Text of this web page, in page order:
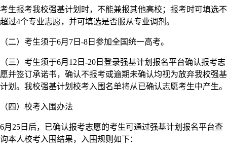
考生报考我校强基计划时，不能兼报其他高校；报考时可填选不
超过4个专业志愿，并可填选是否服从专业调剂。
（二）考生须于6月7日-8日参加全国统一高考。
（三）考生须于6月12日-20日登录强基计划报名平台确认报考志
愿并签订承诺书，确认不报考或逾期未确认均视为放弃我校强基
计划。我校强基计划校考入围名单将从已确认志愿考生中产生。
（四）校考入围办法
6月25日后，已确认报考志愿的考生可通过强基计划报名平台查
询本人校考入围结果，入围规则如下：